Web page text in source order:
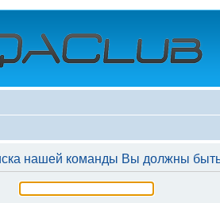
нашей команды Вы должны